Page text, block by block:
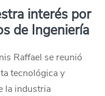
interés por
de Ingeniería
Raffael se reunió
tecnológica y
la industria